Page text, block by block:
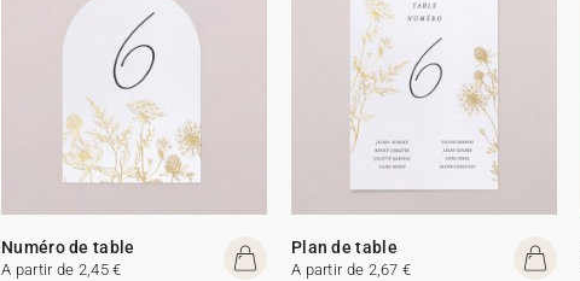
Numéro de table
A partir de 2,45 €
Plan de table
A partir de 2,67 €